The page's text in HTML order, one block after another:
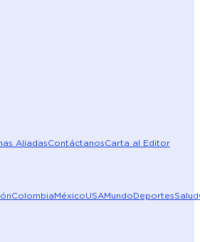
AliadasContáctanosCarta al Editor
ColombiaMéxicoUSAMundoDeportesSalud